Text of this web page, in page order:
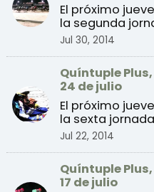
El próximo
la segunda
verano 2014 de ...
Jul 30, 2014
Quíntuple
24 de julio
El próximo
la sexta
verano 2014 de c
Jul 22, 2014
Quíntuple
17 de julio